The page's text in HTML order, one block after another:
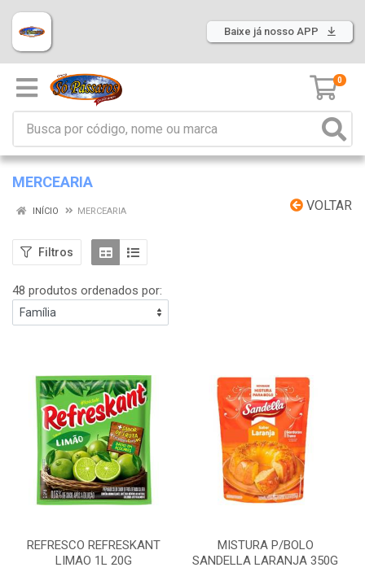
Baixe já nosso APP
0
MERCEARIA
VOLTAR
INÍCIO MERCEARIA
Filtros
48 produtos ordenados por:
REFRESCO REFRESKANT
LIMAO 1L 20G
MISTURA P/BOLO
SANDELLA LARANJA 350G